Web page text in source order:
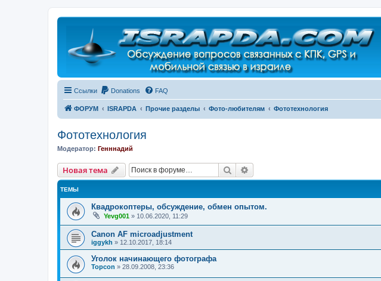
Регистрация
Ссылки Donations FAQ
ФОРУМ ISRAPDA Прочие разделы Фото-любителям Фототехнология
Фототехнология
Модератор: Генннадий
Новая тема
Новаятема Поиск
ТЕМЫ
Квадрокоптеры, обсуждение, обмен опытом.
Yevg001 » 10.06.2020, 11:29
Canon AF microadjustment
iggykh » 12.10.2017, 18:14
Уголок начинающего фотографа
Topcon » 28.09.2008, 23:36